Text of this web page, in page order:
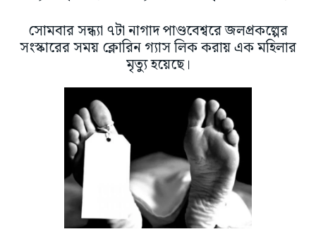
সোমবার সন্ধ্যা ৭টা নাগাদ পাণ্ডবেশ্বরে জলপ্রকল্পের
সংস্কারের সময় ক্লোরিন গ্যাস লিক করায় এক মহিলার
মৃত্যু হয়েছে।